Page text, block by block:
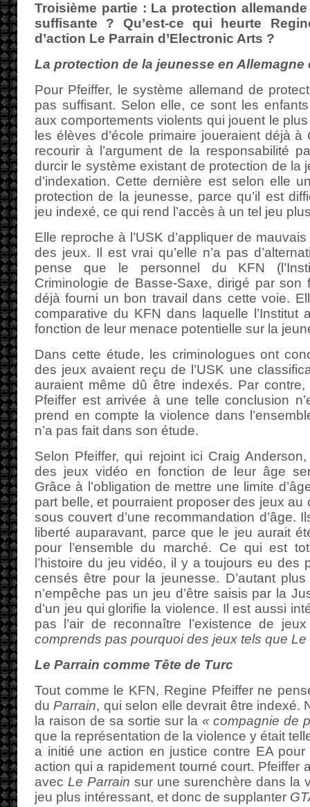
Troisième partie : La protection
suffisante ? Qu’est-ce qui heurte
d’action Le Parrain d’Electronic Arts ?
La protection de la jeunesse en
Pour Pfeiffer, le système allemand de
pas suffisant. Selon elle, ce sont les
aux comportements violents qui jouent le
les élèves d’école primaire joueraient déjà à
recourir à l’argument de la responsabilité
durcir le système existant de protection de la
d’indexation. Cette dernière est selon elle
protection de la jeunesse, parce qu’il est
jeu indexé, ce qui rend l’accès à un tel jeu
Elle reproche à l’USK d’appliquer de
des jeux. Il est vrai qu’elle n’a pas
pense que le personnel du KFN
Criminologie de Basse-Saxe, dirigé par son
déjà fourni un bon travail dans cette voie.
comparative du KFN dans laquelle l’Institut
fonction de leur menace potentielle sur la
Dans cette étude, les criminologues ont
des jeux avaient reçu de l’USK une
auraient même dû être indexés. Par
Pfeiffer est arrivée à une telle conclusion
prend en compte la violence dans
n’a pas fait dans son étude.
Selon Pfeiffer, qui rejoint ici Craig
des jeux vidéo en fonction de leur âge
Grâce à l’obligation de mettre une limite
part belle, et pourraient proposer des jeux au
sous couvert d’une recommandation d’âge.
liberté auparavant, parce que le jeu aurait
pour l’ensemble du marché. Ce qui est
l’histoire du jeu vidéo, il y a toujours eu des
censés être pour la jeunesse. D’autant
n’empêche pas un jeu d’être saisis par la
d’un jeu qui glorifie la violence. Il est aussi
pas l’air de reconnaître l’existence de
comprends pas pourquoi des jeux tels que
Le Parrain comme Tête de Turc
Tout comme le KFN, Regine Pfeiffer ne
du Parrain, qui selon elle devrait être indexé.
la raison de sa sortie sur la « compagnie de
que la représentation de la violence y était
a initié une action en justice contre EA
action qui a rapidement tourné court. Pfeiffer
avec Le Parrain sur une surenchère dans la
jeu plus intéressant, et donc de supplanter